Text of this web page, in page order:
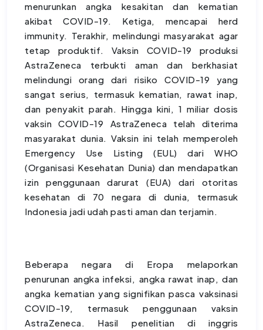
menurunkan angka kesakitan dan kematian
akibat COVID-19. Ketiga, mencapai herd
immunity. Terakhir, melindungi masyarakat agar
tetap produktif. Vaksin COVID-19 produksi
AstraZeneca terbukti aman dan berkhasiat
melindungi orang dari risiko COVID-19 yang
sangat serius, termasuk kematian, rawat inap,
dan penyakit parah. Hingga kini, 1 miliar dosis
vaksin COVID-19 AstraZeneca telah diterima
masyarakat dunia. Vaksin ini telah memperoleh
Emergency Use Listing (EUL) dari WHO
(Organisasi Kesehatan Dunia) dan mendapatkan
izin penggunaan darurat (EUA) dari otoritas
kesehatan di 70 negara di dunia, termasuk
Indonesia jadi udah pasti aman dan terjamin.
Beberapa negara di Eropa melaporkan
penurunan angka infeksi, angka rawat inap, dan
angka kematian yang signifikan pasca vaksinasi
COVID-19, termasuk penggunaan vaksin
AstraZeneca. Hasil penelitian di inggris